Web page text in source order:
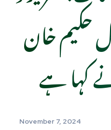
حکیم خان
کہا ہے
November 7, 2024